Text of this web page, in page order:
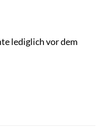
lediglich vor dem